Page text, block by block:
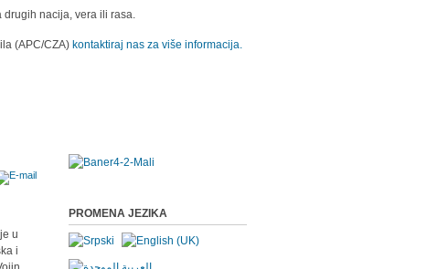
nacija, vera ili rasa.
(APC/CZA) kontaktiraj nas za više informacija.
u
i
PROMENA JEZIKA